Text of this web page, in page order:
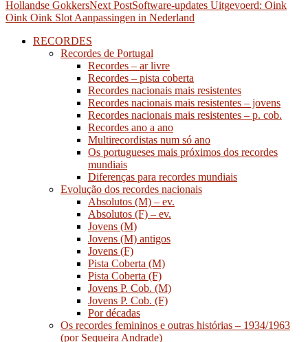
navigation
Hollandse GokkersNext PostSoftware-updates Uitgevoerd: Oink
Oink Oink Slot Aanpassingen in Nederland
RECORDES
Recordes de Portugal
Recordes – ar livre
Recordes – pista coberta
Recordes nacionais mais resistentes
Recordes nacionais mais resistentes – jovens
Recordes nacionais mais resistentes – p. cob.
Recordes ano a ano
Multirecordistas num só ano
Os portugueses mais próximos dos recordes
mundiais
Diferenças para recordes mundiais
Evolução dos recordes nacionais
Absolutos (M) – ev.
Absolutos (F) – ev.
Jovens (M)
Jovens (M) antigos
Jovens (F)
Pista Coberta (M)
Pista Coberta (F)
Jovens P. Cob. (M)
Jovens P. Cob. (F)
Por décadas
Os recordes femininos e outras histórias – 1934/1963
(por Sequeira Andrade)